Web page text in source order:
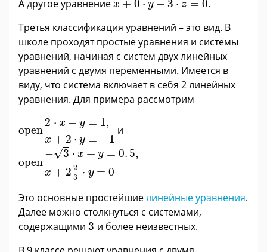
А другое уравнение x + 0 ⋅ y − 3 ⋅ z = 0.
Третья классификация уравнений – это вид. В
школе проходят простые уравнения и системы
уравнений, начиная с систем двух линейных
уравнений с двумя переменными. Имеется в
виду, что система включает в себя 2 линейных
уравнения. Для примера рассмотрим
open
2 ⋅ x − y = 1,
x + 2 ⋅ y = −1
= 1
и
open
−√3 ⋅ x + y = 0. 5,
x + 2 2
3 ⋅ y = 0
y= 0.5 , x+ 22 ·y =
Это основные простейшиелинейные уравнения.
Далее можно столкнуться с системами,
содержащими 3
3 и более неизвестных.